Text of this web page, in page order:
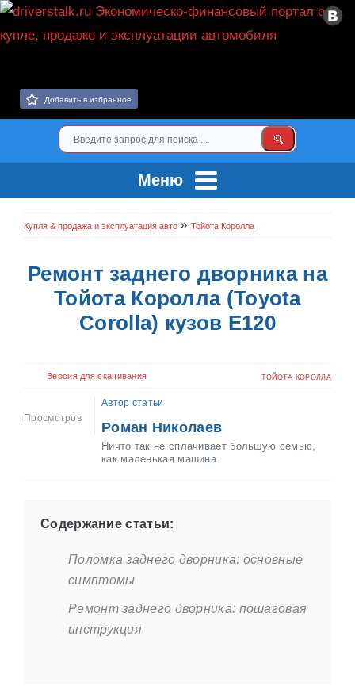
Добавить в избранное
Меню
Купля & продажа и эксплуатация авто » Тойота Королла
Ремонт заднего дворника на
Тойота Королла (Toyota
Corolla) кузов Е120
Версия для скачивания ТОЙОТА КОРОЛЛА
Просмотров
Автор статьи
Роман Николаев
Ничто так не сплачивает большую семью,
как маленькая машина
Содержание статьи:
Поломка заднего дворника: основные
симптомы
Ремонт заднего дворника: пошаговая
инструкция